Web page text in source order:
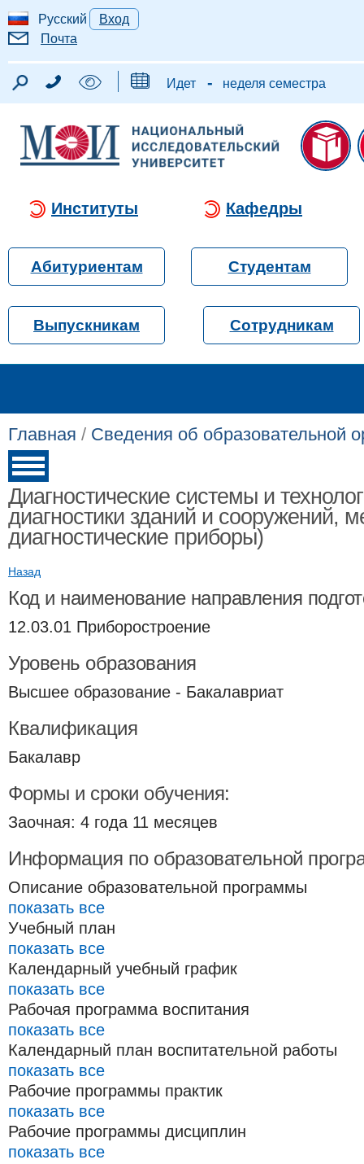
Русский
Вход
Почта
Идет - неделя семестра
Институты Кафедры
Абитуриентам Студентам
Выпускникам Сотрудникам
Главная / Сведения об образовательной
Диагностические системы и
диагностики зданий и сооружений,
диагностические приборы)
Назад
Код и наименование направления
12.03.01 Приборостроение
Уровень образования
Высшее образование - Бакалавриат
Квалификация
Бакалавр
Формы и сроки обучения:
Заочная: 4 года 11 месяцев
Информация по образовательной
Описание образовательной программы
показать все
Учебный план
показать все
Календарный учебный график
показать все
Рабочая программа воспитания
показать все
Календарный план воспитательной работы
показать все
Рабочие программы практик
показать все
Рабочие программы дисциплин
показать все